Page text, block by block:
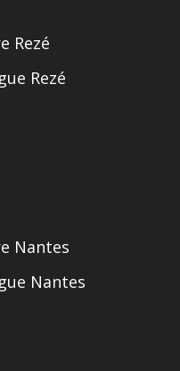
Rezé
Rezé
Nantes
Nantes